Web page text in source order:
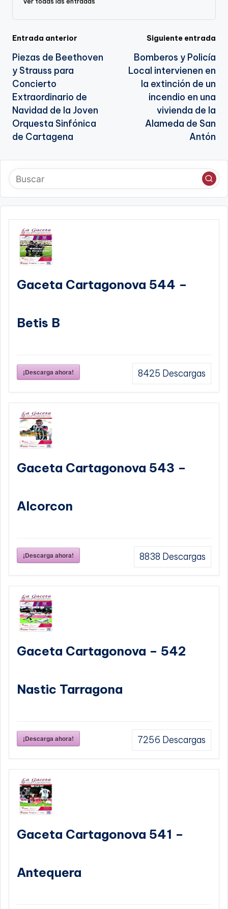
Navegación
de
entradas
Entrada anterior
Piezas de Beethoven
y Strauss para
Concierto
Extraordinario de
Navidad de la Joven
Orquesta Sinfónica
de Cartagena
Siguiente entrada
Bomberos y Policía
Local intervienen en
la extinción de un
incendio en una
vivienda de la
Alameda de San
Antón
Gaceta Cartagonova 544 –
Betis B
¡Descarga ahora! 8425 Descargas
Gaceta Cartagonova 543 –
Alcorcon
¡Descarga ahora! 8838 Descargas
Gaceta Cartagonova – 542
Nastic Tarragona
¡Descarga ahora! 7256 Descargas
Gaceta Cartagonova 541 –
Antequera